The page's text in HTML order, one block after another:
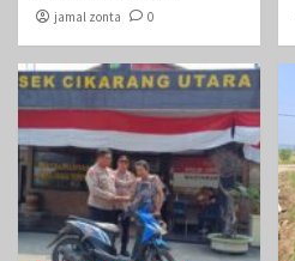
jamal zonta 0